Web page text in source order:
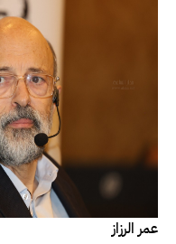
عمر الرزاز